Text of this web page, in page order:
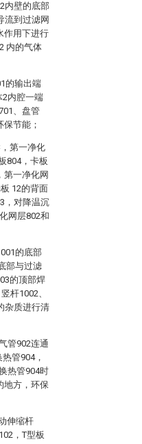
内壁的底部
流到过滤网
作用下进行
内的气体
的输出端
2内腔一端
、盘管
节能；
第一净化
804，卡板
第一净化网
12的背面
，对降温沉
网层802和
的底部
部与过滤
的顶部焊
杆1002、
杂质进行清
管902连通
管904，
热管904时
地方，环保
伸缩杆
，T型板